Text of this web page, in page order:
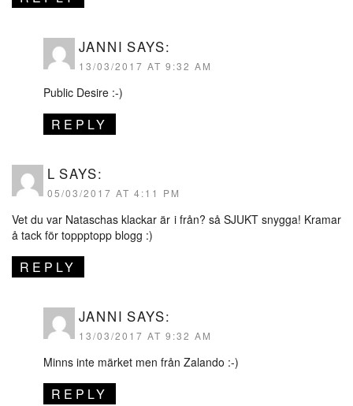
JANNI SAYS:
13/03/2017 AT 9:32 AM
Public Desire :-)
REPLY
L SAYS:
05/03/2017 AT 4:11 PM
Vet du var Nataschas klackar är i från? så SJUKT snygga! Kramar
å tack för toppptopp blogg :)
REPLY
JANNI SAYS:
13/03/2017 AT 9:32 AM
Minns inte märket men från Zalando :-)
REPLY